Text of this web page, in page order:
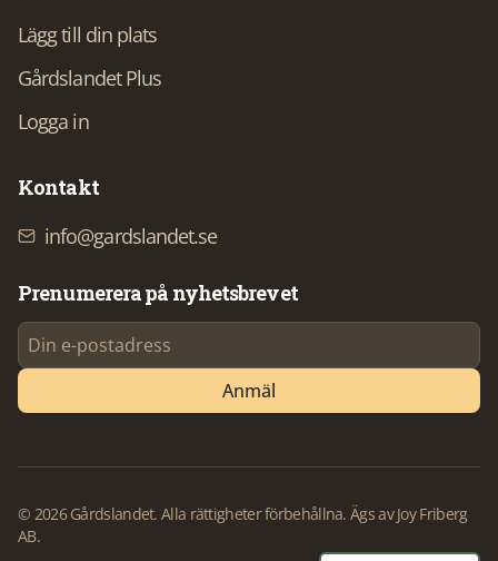
Lägg till din plats
Gårdslandet Plus
Logga in
Kontakt
info@gardslandet.se
Prenumerera på nyhetsbrevet
Anmäl
© 2026Gårdslandet. Alla rättigheter förbehållna. Ägs av Joy Friberg
AB.